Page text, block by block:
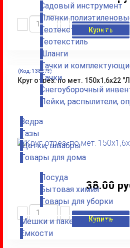
Садовый инструмент
Пленки
Геотекстиль,
Геотекстиль
Шланги
Тачки и
Тачки
Снегоуборочный
Лейки, распылители,
Ведра
Тазы
Щетки, швабры
Товары для дома
Посуда
Бытовая химия
Товары для уборки
Мешки и пакеты для мусора
Емкости
Купить
Круг отрез. по мет. 150х1,6х22
(Код: 138278)
38.00
Купить